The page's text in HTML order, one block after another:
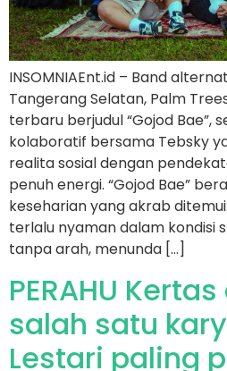
INSOMNIAEnt.id – Band
Tangerang Selatan, Palm
terbaru berjudul “Gojod Bae”,
kolaboratif bersama Tebsky
realita sosial dengan
penuh energi. “Gojod Bae”
keseharian yang akrab
terlalu nyaman dalam kondisi
tanpa arah, menunda […]
PERAHU
salah satu
Lestari paling